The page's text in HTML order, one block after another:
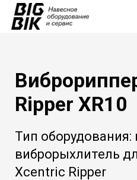
Ripper XR10
Тип оборудования:
виброрыхлитель
Xcentric Ripper